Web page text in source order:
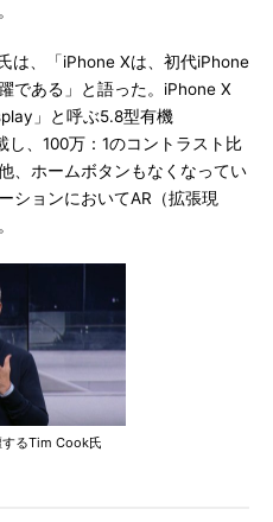
は、「iPhone Xは、初代iPhone
である」と語った。iPhone X
」と呼ぶ5.8型有機
し、100万：1のコントラスト比
、ホームボタンもなくなってい
ションにおいてAR（拡張現
るTim Cook氏